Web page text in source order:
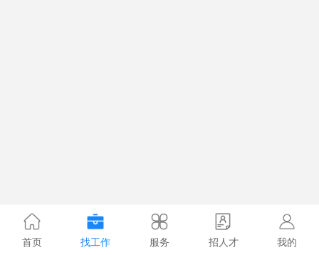
首页 找工作 服务 招人才 我的